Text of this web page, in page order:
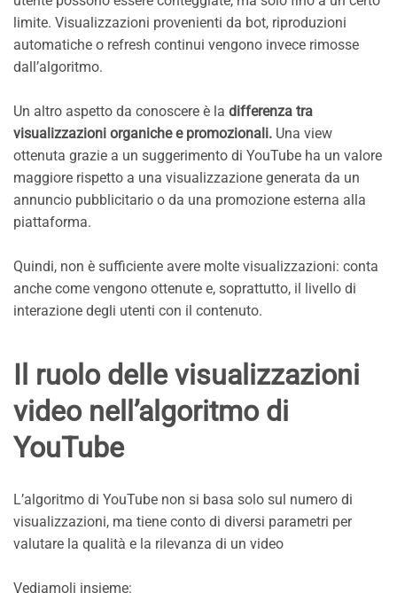
limite. Visualizzazioni provenienti da bot, riproduzioni
automatiche o refresh continui vengono invece rimosse
dall’algoritmo.
Un altro aspetto da conoscere è la differenza tra
visualizzazioni organiche e promozionali. Una view
ottenuta grazie a un suggerimento di YouTube ha un valore
maggiore rispetto a una visualizzazione generata da un
annuncio pubblicitario o da una promozione esterna alla
piattaforma.
Quindi, non è sufficiente avere molte visualizzazioni: conta
anche come vengono ottenute e, soprattutto, il livello di
interazione degli utenti con il contenuto.
Il ruolo delle visualizzazioni
video nell’algoritmo di
YouTube
L’algoritmo di YouTube non si basa solo sul numero di
visualizzazioni, ma tiene conto di diversi parametri per
valutare la qualità e la rilevanza di un video
Vediamoli insieme: